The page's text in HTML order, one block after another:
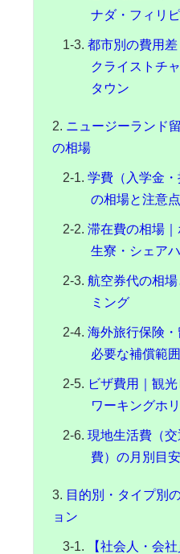
ナダ・フィリ
都市別の費用差
クライストチ
タウン
ニュージーランド
の相場
学費（入学金・
の相場と注意点
滞在費の相場
生寮・シェア
航空券代の相
ミング
海外旅行保険
必要な補償範囲
ビザ費用｜観
ワーキングホ
現地生活費（
費）の月別目安
目的別・タイプ別
ョン
【社会人・会